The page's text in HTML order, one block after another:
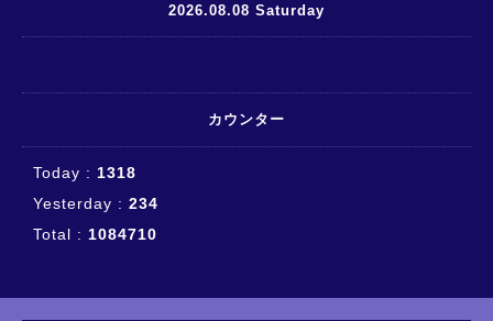
2026.08.08 Saturday
カウンター
Today : 1318
Yesterday : 234
Total : 1084710